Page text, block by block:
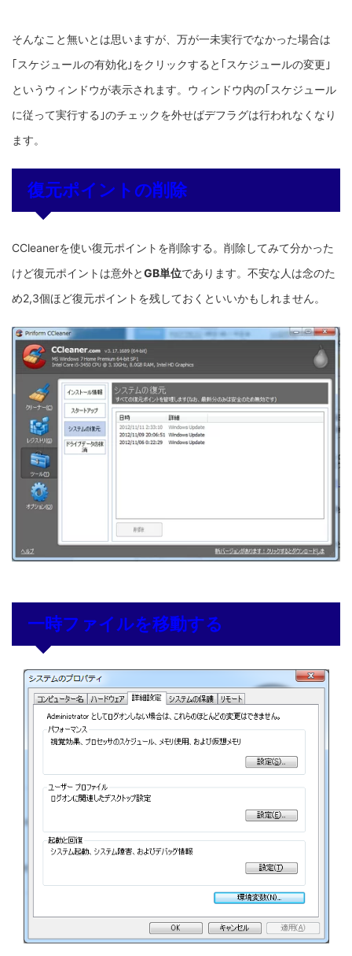
そんなこと無いとは思いますが、万が一未実行でなかった場合は
｢スケジュールの有効化｣をクリックすると｢スケジュールの変更｣
というウィンドウが表示されます。ウィンドウ内の｢スケジュール
に従って実行する｣のチェックを外せばデフラグは行われなくなり
ます。
復元ポイントの削除
CCleanerを使い復元ポイントを削除する。削除してみて分かった
けど復元ポイントは意外とGB単位であります。不安な人は念のた
め2,3個ほど復元ポイントを残しておくといいかもしれません。
一時ファイルを移動する